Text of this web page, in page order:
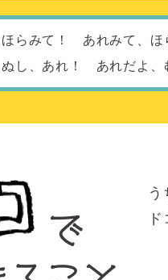
ほらみて！ あれみて、
ぬし、あれ！ あれだよ、
う